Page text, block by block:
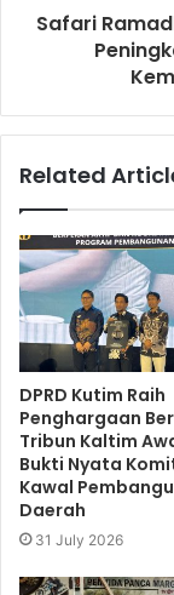
Safari
Related
DPRD Kutim Raih
Penghargaan
Tribun Kaltim
Bukti Nyata
Kawal
Daerah
31 July 2026